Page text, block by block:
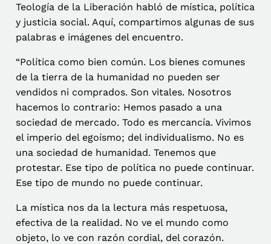
Teología de la Liberación habló de mística, política
y justicia social. Aquí, compartimos algunas de sus
palabras e imágenes del encuentro.
“Política como bien común. Los bienes comunes
de la tierra de la humanidad no pueden ser
vendidos ni comprados. Son vitales. Nosotros
hacemos lo contrario: Hemos pasado a una
sociedad de mercado. Todo es mercancía. Vivimos
el imperio del egoísmo; del individualismo. No es
una sociedad de humanidad. Tenemos que
protestar. Ese tipo de política no puede continuar.
Ese tipo de mundo no puede continuar.
La mística nos da la lectura más respetuosa,
efectiva de la realidad. No ve el mundo como
objeto, lo ve con razón cordial, del corazón.